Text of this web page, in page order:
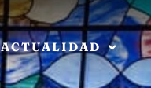
ACTUALIDAD